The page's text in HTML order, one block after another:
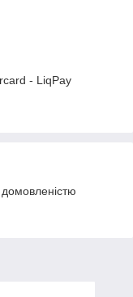
- LiqPay